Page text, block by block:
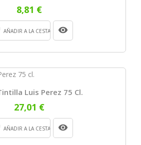
8,81 €
AÑADIR A LA CESTA
Luis Perez 75 Cl.
27,01 €
AÑADIR A LA CESTA